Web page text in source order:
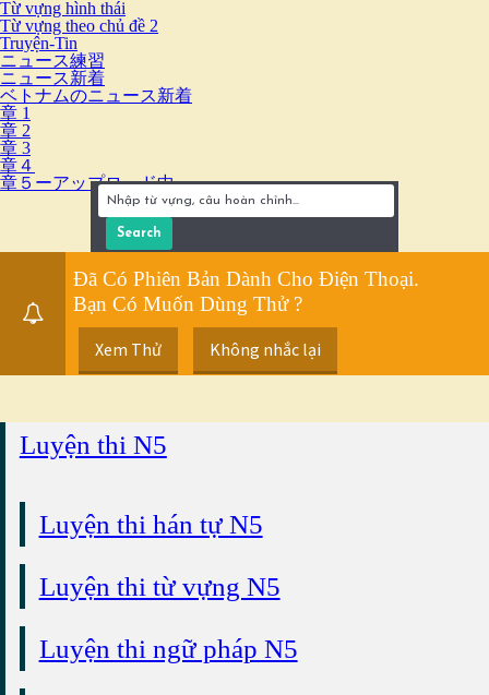
Từ vựng hình thái
Từ vựng theo chủ đề 2
Truyện-Tin
ニュース練習
ニュース新着
ベトナムのニュース新着
章 1
章 2
章 3
章４
章５ーアップロード中
Đã Có Phiên Bản Dành Cho Điện Thoại.
Bạn Có Muốn Dùng Thử ?
Xem Thử Không nhắc lại
Luyện thi N5
Luyện thi hán tự N5
Luyện thi từ vựng N5
Luyện thi ngữ pháp N5